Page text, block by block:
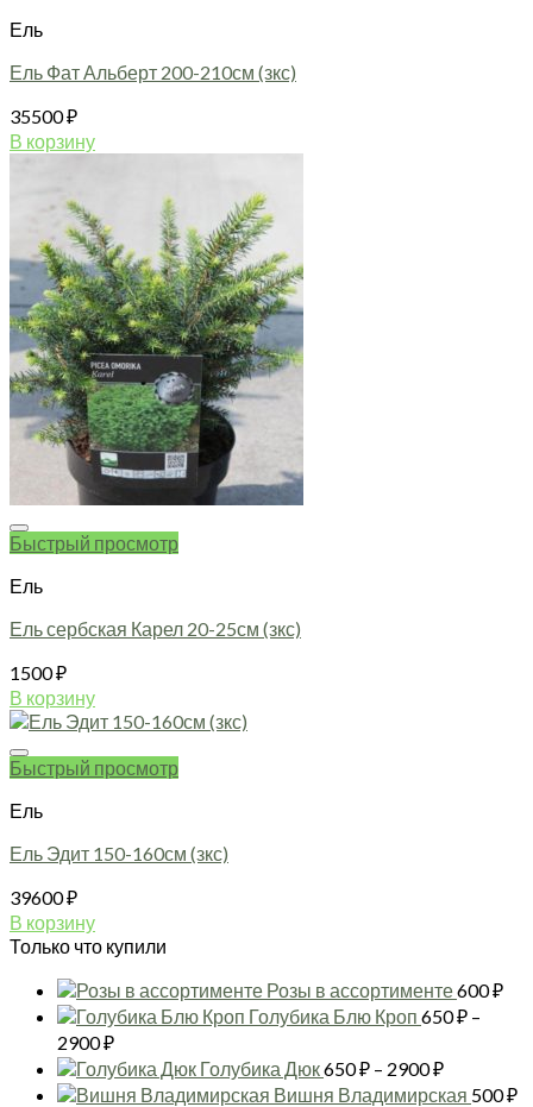
Ель
Ель Фат Альберт 200-210см (зкс)
35500₽
В корзину
Быстрый просмотр
Ель
Ель сербская Карел 20-25см (зкс)
1500₽
В корзину
Быстрый просмотр
Ель
Ель Эдит 150-160см (зкс)
39600₽
В корзину
Только что купили
Розы в ассортименте600₽
Голубика Блю Кроп 650₽ –
2900₽Диапазон
цен:
650 ₽
Голубика Дюк650₽ – 2900₽Диапазон
цен:
Вишня Владимирская 500₽